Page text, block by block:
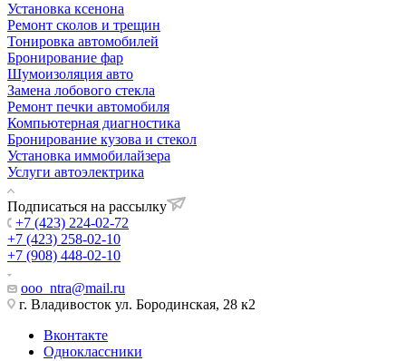
Установка ксенона
Ремонт сколов и трещин
Тонировка автомобилей
Бронирование фар
Шумоизоляция авто
Замена лобового стекла
Ремонт печки автомобиля
Компьютерная диагностика
Бронирование кузова и стекол
Установка иммобилайзера
Услуги автоэлектрика
Подписаться на рассылку
+7 (423) 224-02-72
+7 (423) 258-02-10
+7 (908) 448-02-10
ooo_ntra@mail.ru
г. Владивосток ул. Бородинская, 28 к2
Вконтакте
Одноклассники